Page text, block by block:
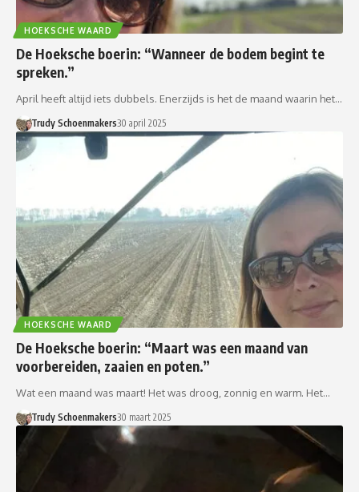
HOEKSCHE WAARD
De Hoeksche boerin: “Wanneer de bodem begint te
spreken.”
April heeft altijd iets dubbels. Enerzijds is het de maand waarin het…
Trudy Schoenmakers30 april 2025
HOEKSCHE WAARD
De Hoeksche boerin: “Maart was een maand van
voorbereiden, zaaien en poten.”
Wat een maand was maart! Het was droog, zonnig en warm. Het…
Trudy Schoenmakers30 maart 2025